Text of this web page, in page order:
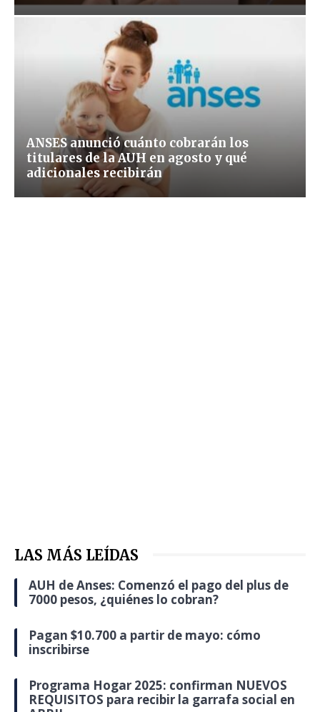
ANSES anunció cuánto cobrarán los
titulares de la AUH en agosto y qué
adicionales recibirán
LAS MÁS LEÍDAS
AUH de Anses: Comenzó el pago del plus de
7000 pesos, ¿quiénes lo cobran?
Pagan $10.700 a partir de mayo: cómo
inscribirse
Programa Hogar 2025: confirman NUEVOS
REQUISITOS para recibir la garrafa social en